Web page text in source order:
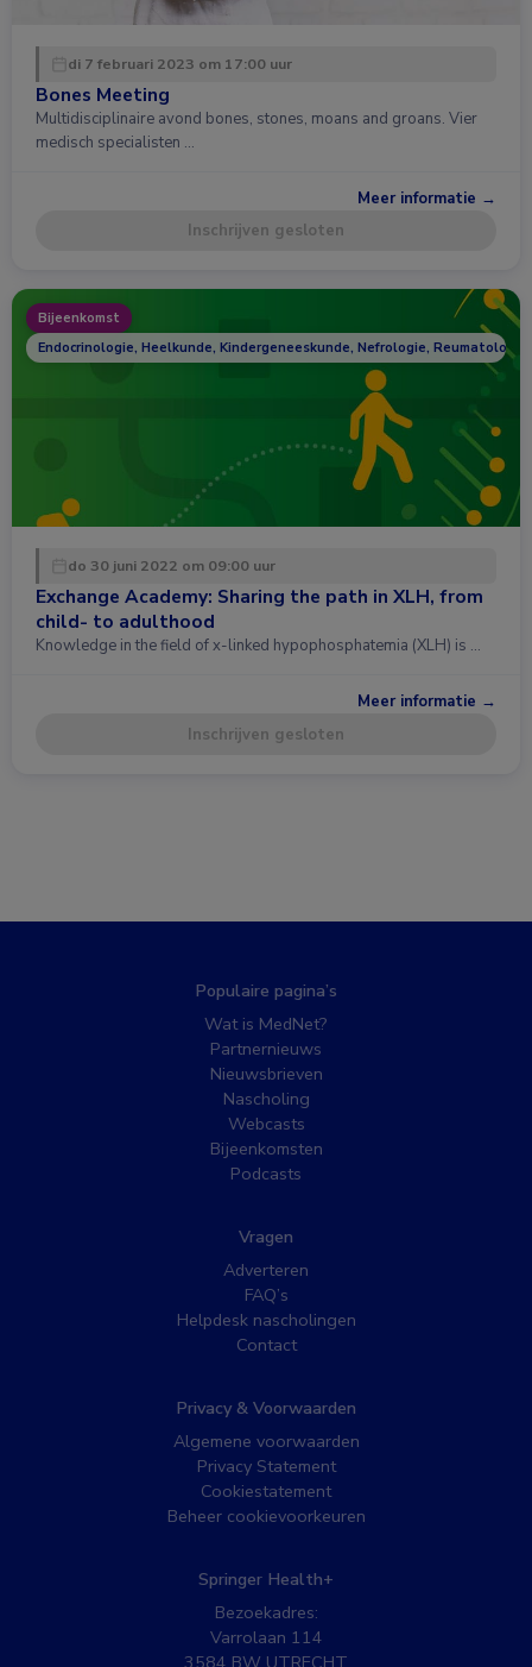
di 7 februari 2023 om 17:00 uur
Bones Meeting
Multidisciplinaire avond bones, stones, moans and groans. Vier
medisch specialisten …
Meer informatie →
Inschrijven gesloten
Bijeenkomst
Endocrinologie, Heelkunde, Kindergeneeskunde, Nefrologie, Reumatologie
do 30 juni 2022 om 09:00 uur
Exchange Academy: Sharing the path in XLH, from
child- to adulthood
Knowledge in the field of x-linked hypophosphatemia (XLH) is …
Meer informatie →
Inschrijven gesloten
Populaire pagina’s
Wat is MedNet?
Partnernieuws
Nieuwsbrieven
Nascholing
Webcasts
Bijeenkomsten
Podcasts
Vragen
Adverteren
FAQ’s
Helpdesk nascholingen
Contact
Privacy & Voorwaarden
Algemene voorwaarden
Privacy Statement
Cookiestatement
Beheer cookievoorkeuren
Springer Health+
Bezoekadres:
Varrolaan 114
3584 BW UTRECHT